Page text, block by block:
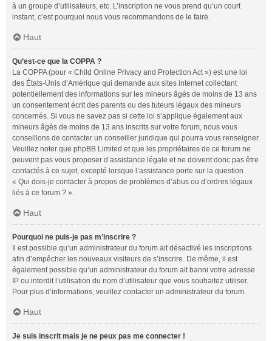
à un groupe d’utilisateurs, etc. L’inscription ne vous prend qu’un court
instant, c’est pourquoi nous vous recommandons de le faire.
Haut
Qu’est-ce que la COPPA ?
La COPPA (pour « Child Online Privacy and Protection Act ») est une loi
des États-Unis d’Amérique qui demande aux sites internet collectant
potentiellement des informations sur les mineurs âgés de moins de 13 ans
un consentement écrit des parents ou des tuteurs légaux des mineurs
concernés. Si vous ne savez pas si cette loi s’applique également aux
mineurs âgés de moins de 13 ans inscrits sur votre forum, nous vous
conseillons de contacter un conseiller juridique qui pourra vous renseigner.
Veuillez noter que phpBB Limited et que les propriétaires de ce forum ne
peuvent pas vous proposer d’assistance légale et ne doivent donc pas être
contactés à ce sujet, excepté lorsque l’assistance porte sur la question
« Qui dois-je contacter à propos de problèmes d’abus ou d’ordres légaux
liés à ce forum ? ».
Haut
Pourquoi ne puis-je pas m’inscrire ?
Il est possible qu’un administrateur du forum ait désactivé les inscriptions
afin d’empêcher les nouveaux visiteurs de s’inscrire. De même, il est
également possible qu’un administrateur du forum ait banni votre adresse
IP ou interdit l’utilisation du nom d’utilisateur que vous souhaitez utiliser.
Pour plus d’informations, veuillez contacter un administrateur du forum.
Haut
Je suis inscrit mais je ne peux pas me connecter !